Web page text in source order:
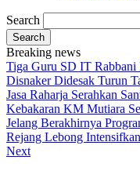
Search
Breaking news
Tiga Guru SD IT Rabbani
Disnaker Didesak Turun
Jasa Raharja Serahkan
Kebakaran KM Mutiara
Jelang Berakhirnya
Rejang Lebong
Next